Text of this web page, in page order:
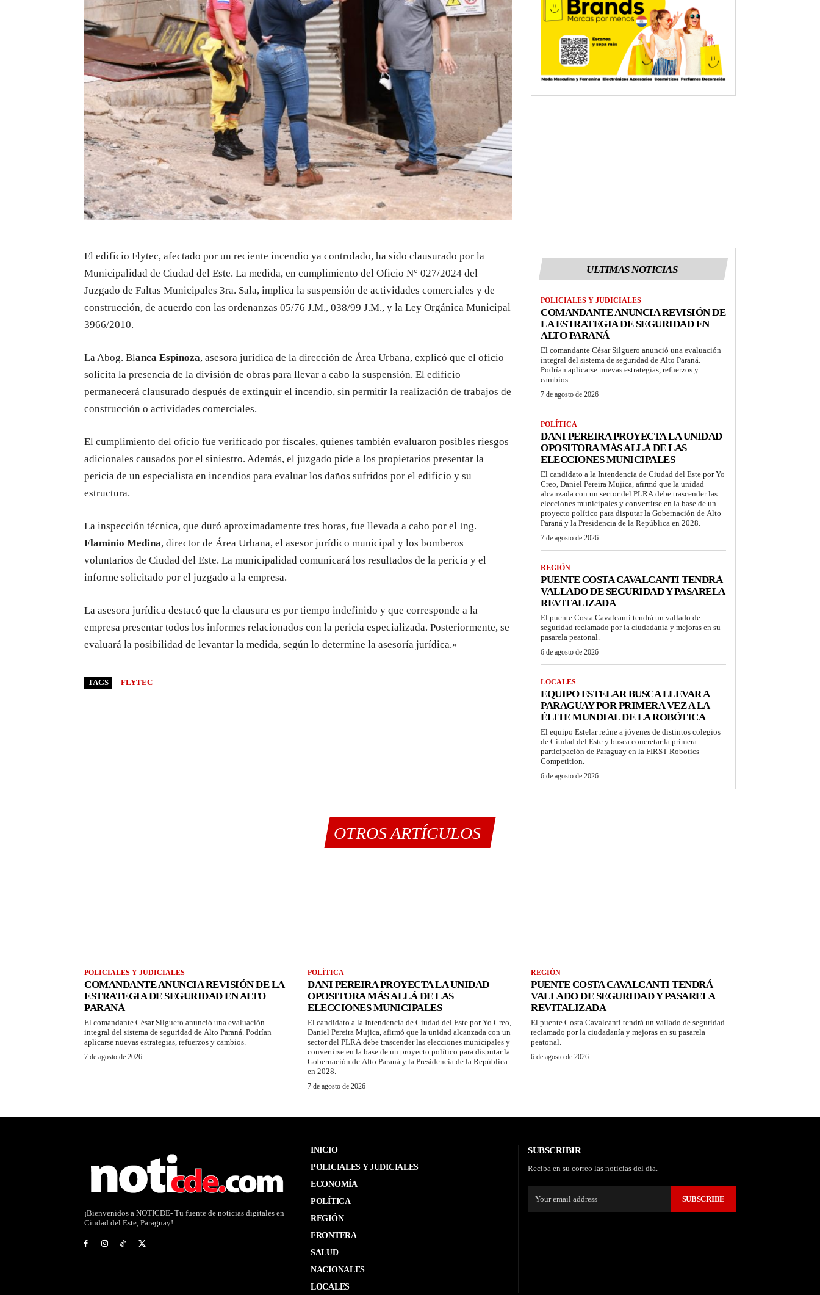
El edificio Flytec, afectado por un reciente incendio ya controlado, ha sido clausurado por la
Municipalidad de Ciudad del Este. La medida, en cumplimiento del Oficio N° 027/2024 del
Juzgado de Faltas Municipales 3ra. Sala, implica la suspensión de actividades comerciales y de
construcción, de acuerdo con las ordenanzas 05/76 J.M., 038/99 J.M., y la Ley Orgánica Municipal
3966/2010.
La Abog. Blanca Espinoza, asesora jurídica de la dirección de Área Urbana, explicó que el oficio
solicita la presencia de la división de obras para llevar a cabo la suspensión. El edificio
permanecerá clausurado después de extinguir el incendio, sin permitir la realización de trabajos de
construcción o actividades comerciales.
El cumplimiento del oficio fue verificado por fiscales, quienes también evaluaron posibles riesgos
adicionales causados por el siniestro. Además, el juzgado pide a los propietarios presentar la
pericia de un especialista en incendios para evaluar los daños sufridos por el edificio y su
estructura.
La inspección técnica, que duró aproximadamente tres horas, fue llevada a cabo por el Ing.
Flaminio Medina, director de Área Urbana, el asesor jurídico municipal y los bomberos
voluntarios de Ciudad del Este. La municipalidad comunicará los resultados de la pericia y el
informe solicitado por el juzgado a la empresa.
La asesora jurídica destacó que la clausura es por tiempo indefinido y que corresponde a la
empresa presentar todos los informes relacionados con la pericia especializada. Posteriormente, se
evaluará la posibilidad de levantar la medida, según lo determine la asesoría jurídica.»
TAGS FLYTEC
ULTIMAS NOTICIAS
POLICIALES Y JUDICIALES
COMANDANTE ANUNCIA REVISIÓN DE
LA ESTRATEGIA DE SEGURIDAD EN
ALTO PARANÁ
El comandante César Silguero anunció una evaluación
integral del sistema de seguridad de Alto Paraná.
Podrían aplicarse nuevas estrategias, refuerzos y
cambios.
7 de agosto de 2026
POLÍTICA
DANI PEREIRA PROYECTA LA UNIDAD
OPOSITORA MÁS ALLÁ DE LAS
ELECCIONES MUNICIPALES
El candidato a la Intendencia de Ciudad del Este por Yo
Creo, Daniel Pereira Mujica, afirmó que la unidad
alcanzada con un sector del PLRA debe trascender las
elecciones municipales y convertirse en la base de un
proyecto político para disputar la Gobernación de Alto
Paraná y la Presidencia de la República en 2028.
7 de agosto de 2026
REGIÓN
PUENTE COSTA CAVALCANTI TENDRÁ
VALLADO DE SEGURIDAD Y PASARELA
REVITALIZADA
El puente Costa Cavalcanti tendrá un vallado de
seguridad reclamado por la ciudadanía y mejoras en su
pasarela peatonal.
6 de agosto de 2026
LOCALES
EQUIPO ESTELAR BUSCA LLEVAR A
PARAGUAY POR PRIMERA VEZ A LA
ÉLITE MUNDIAL DE LA ROBÓTICA
El equipo Estelar reúne a jóvenes de distintos colegios
de Ciudad del Este y busca concretar la primera
participación de Paraguay en la FIRST Robotics
Competition.
6 de agosto de 2026
OTROS ARTÍCULOS
POLICIALES Y JUDICIALES
COMANDANTE ANUNCIA REVISIÓN DE LA
ESTRATEGIA DE SEGURIDAD EN ALTO
PARANÁ
El comandante César Silguero anunció una evaluación
integral del sistema de seguridad de Alto Paraná. Podrían
aplicarse nuevas estrategias, refuerzos y cambios.
7 de agosto de 2026
POLÍTICA
DANI PEREIRA PROYECTA LA UNIDAD
OPOSITORA MÁS ALLÁ DE LAS
ELECCIONES MUNICIPALES
El candidato a la Intendencia de Ciudad del Este por Yo Creo,
Daniel Pereira Mujica, afirmó que la unidad alcanzada con un
sector del PLRA debe trascender las elecciones municipales y
convertirse en la base de un proyecto político para disputar la
Gobernación de Alto Paraná y la Presidencia de la República
en 2028.
7 de agosto de 2026
REGIÓN
PUENTE COSTA CAVALCANTI TENDRÁ
VALLADO DE SEGURIDAD Y PASARELA
REVITALIZADA
El puente Costa Cavalcanti tendrá un vallado de seguridad
reclamado por la ciudadanía y mejoras en su pasarela
peatonal.
6 de agosto de 2026
¡Bienvenidos a NOTICDE- Tu fuente de noticias digitales en
Ciudad del Este, Paraguay!.
INICIO
POLICIALES Y JUDICIALES
ECONOMÍA
POLÍTICA
REGIÓN
FRONTERA
SALUD
NACIONALES
LOCALES
SUBSCRIBIR
Reciba en su correo las noticias del día.
SUBSCRIBE